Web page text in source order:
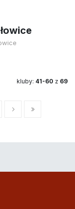
kluby: 41-60 z 69